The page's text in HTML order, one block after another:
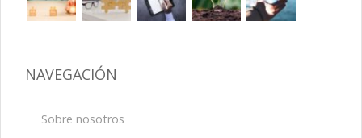
NAVEGACIÓN
Sobre nosotros